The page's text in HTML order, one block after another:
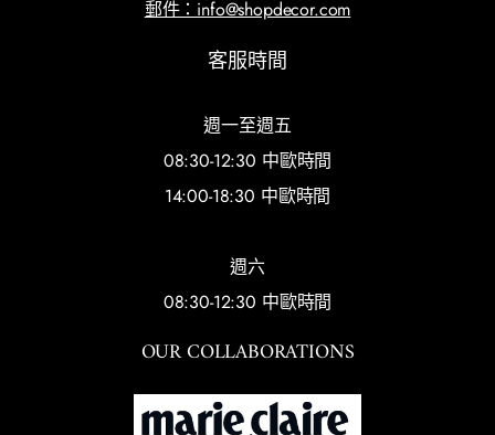
郵件：info@shopdecor.com
客服時間
週一至週五
08:30-12:30 中歐時間
14:00-18:30 中歐時間
週六
08:30-12:30 中歐時間
OUR COLLABORATIONS